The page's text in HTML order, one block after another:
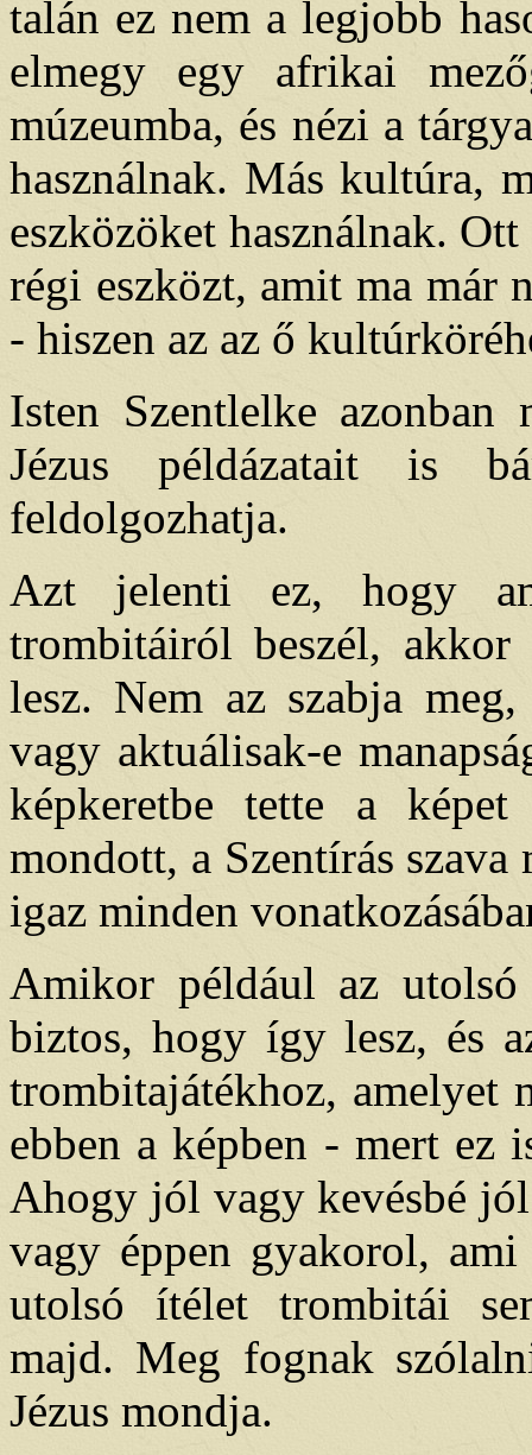
talán ez nem a legjobb
elmegy egy afrikai
múzeumba, és nézi a
használnak. Más kultúra,
eszközöket használnak.
régi eszközt, amit ma már
- hiszen az az ő
Isten Szentlelke
Jézus példázatait is
feldolgozhatja.
Azt jelenti ez, hogy
trombitáiról beszél,
lesz. Nem az szabja
vagy aktuálisak-e
képkeretbe tette a képet
mondott, a Szentírás
igaz minden
Amikor például az
biztos, hogy így lesz, és
trombitajátékhoz, amelyet
ebben a képben - mert
Ahogy jól vagy kevésbé
vagy éppen gyakorol,
utolsó ítélet trombitái
majd. Meg fognak
Jézus mondja.